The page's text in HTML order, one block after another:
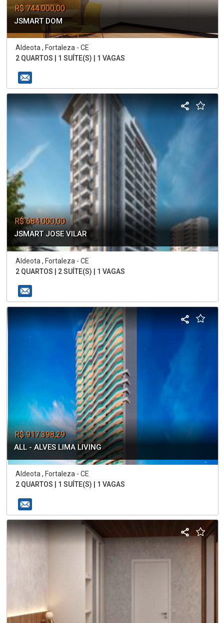
R$ 744.000,00
JSMART DOM
Aldeota , Fortaleza - CE
2 QUARTOS | 1 SUÍTE(S) | 1 VAGAS
R$ 684.000,00
JSMART JOSE VILAR
Aldeota , Fortaleza - CE
2 QUARTOS | 2 SUÍTE(S) | 1 VAGAS
R$ 917.398,29
ALL - ALVES LIMA LIVING
Aldeota , Fortaleza - CE
2 QUARTOS | 1 SUÍTE(S) | 1 VAGAS